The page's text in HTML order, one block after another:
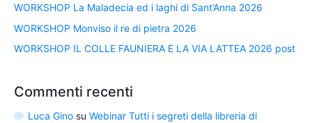
WORKSHOP La Maladecia ed i laghi di Sant’Anna 2026
WORKSHOP Monviso il re di pietra 2026
WORKSHOP IL COLLE FAUNIERA E LA VIA LATTEA 2026 post
Commenti recenti
Luca Ginosu Webinar Tutti i segreti della libreria di